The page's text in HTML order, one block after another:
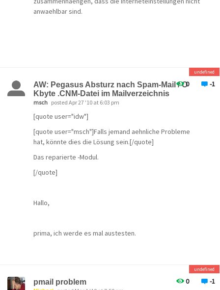
zu WEB.DE , um dort Mails selektiv in Ordnern zu
verwalten. Bewährt sich seit
Also noch mal vielen Dank!
anwaehlbar sind.
Wer lesen kann ist klar im Vorteil[:^)]
0 -1
undefined
AW: Pegasus Absturz nach Spam-Mail / O
Kbyte .CNM-Datei im Mailverzeichnis
msch posted Apr 27 '10 at 6:03 pm
[quote user="idw"]
[quote user="msch"]Falls jemand aehnliche Probleme
hat, könnte dies die Lösung sein.[/quote]
Das reparierte -Modul.
[/quote]
Hallo,
prima, ich werde es mal austesten.
0
-1
undefined
pmail problem